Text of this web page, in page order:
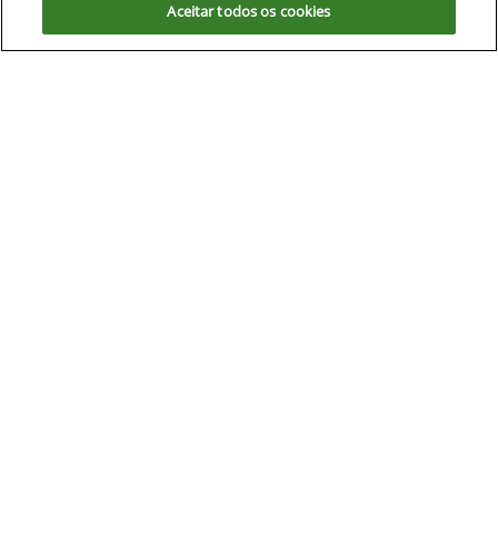
Mais informações
Aceitar todos os cookies